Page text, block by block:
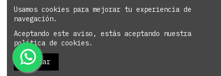
Add to cart
Fitnesschic.es Copyright © 2023 Todos los
derechos reservados.
Usamos cookies para mejorar tu experiencia de
navegación.
Aceptando este aviso, estás aceptando nuestra
política de cookies.
Aceptar